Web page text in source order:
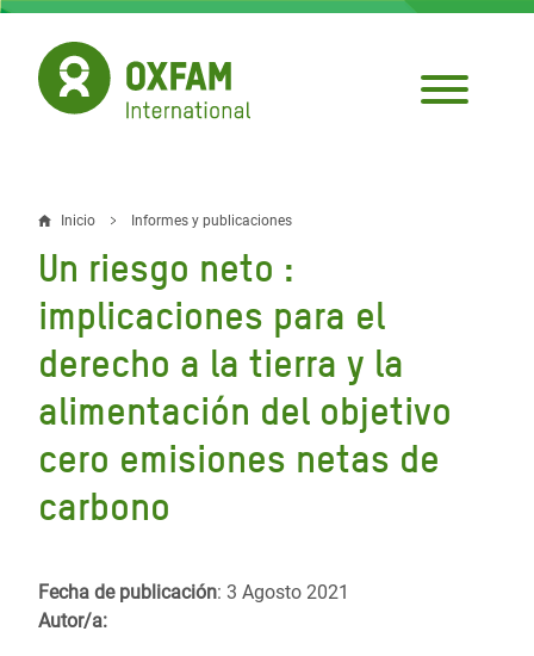
Pasar
contenido
principal
Sobrescribir
enlaces
de
ayuda
a
la
navegación
Inicio Informes y publicaciones
Un riesgo neto :
implicaciones para el
derecho a la tierra y la
alimentación del objetivo
cero emisiones netas de
carbono
Fecha de publicación: 3 Agosto 2021
Autor/a: